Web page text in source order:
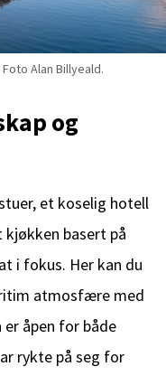
Alan Billyeald.
og
et koselig hotell
basert på
i fokus. Her kan du
atmosfære med
åpen for både
rykte på seg for